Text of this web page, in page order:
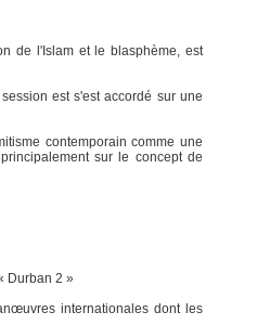
de l'Islam et le blasphème, est
est s'est accordé sur une
contemporain comme une
sur le concept de
Durban 2 »
internationales dont les